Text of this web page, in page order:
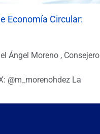
Economía Circular:
Ángel Moreno , Consejero
@m_morenohdez La